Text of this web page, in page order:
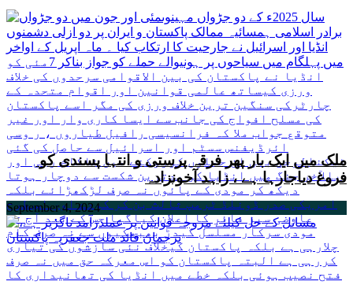
فروغ دیاجارہا ہے ، زاہد آخونزادہ
September 4, 2024